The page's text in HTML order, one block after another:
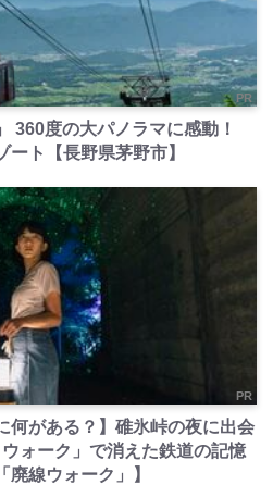
PR
360度の大パノラマに感動！
ト【長野県茅野市】
PR
何がある？】碓氷峠の夜に出会
ォーク」で消えた鉄道の記憶
線ウォーク」】